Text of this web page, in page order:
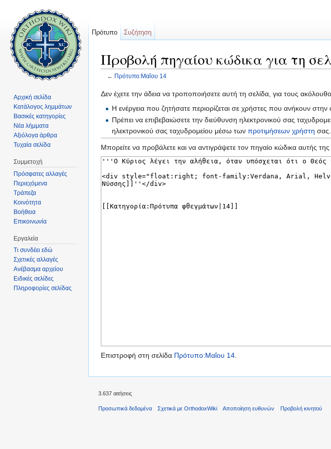
Προβολή πηγαίου κώδικα για τη
← Πρότυπο:Μαΐου 14
Δεν έχετε την άδεια να τροποποιήσετε αυτή τη σελίδα, για τους
Η ενέργεια που ζητήσατε περιορίζεται σε χρήστες που ανήκουν
Πρέπει να επιβεβαιώσετε την διεύθυνση ηλεκτρονικού σας
ηλεκτρονικού σας ταχυδρομείου μέσω τωνπροτιμήσεων χρήστη σας.
Μπορείτε να προβάλετε και να αντιγράψετε τον πηγαίο κώδικα αυτής της
Επιστροφή στη σελίδα Πρότυπο:Μαΐου 14.
Πρότυπο Συζήτηση
Αρχική σελίδα
Κατάλογος λημμάτων
Βασικές κατηγορίες
Νέα λήμματα
Αξιόλογα άρθρα
Τυχαία σελίδα
Συμμετοχή
Πρόσφατες αλλαγές
Περιεχόμενα
Τράπεζα
Κοινότητα
Βοήθεια
Επικοινωνία
Εργαλεία
Τι συνδέει εδώ
Σχετικές αλλαγές
Ανέβασμα αρχείου
Ειδικές σελίδες
Πληροφορίες σελίδας
3.637 αιτήσεις
Προσωπικά δεδομένα Σχετικά με OrthodoxWiki Αποποίηση ευθυνών Προβολή κινητού